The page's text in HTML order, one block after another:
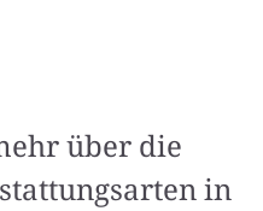
über die
in